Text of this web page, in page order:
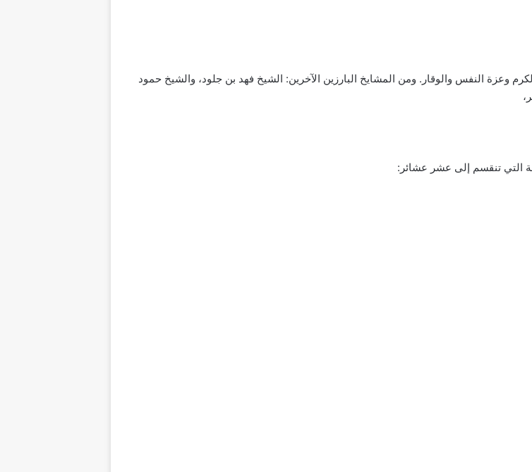
وعزة النفس والوقار. ومن المشايخ البارزين الآخرين: الشيخ فهد بن جلود، والشيخ حمود
التي تنقسم إلى عشر عشائر: